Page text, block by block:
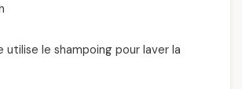
utilise le shampoing pour laver la